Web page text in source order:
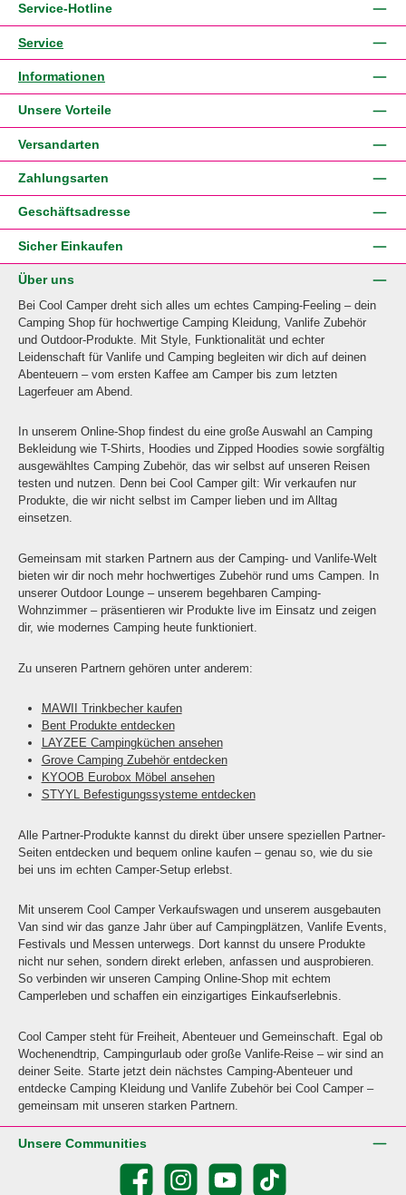
Service-Hotline
Service
Informationen
Unsere Vorteile
Versandarten
Zahlungsarten
Geschäftsadresse
Sicher Einkaufen
Über uns
Bei Cool Camper dreht sich alles um echtes Camping-Feeling – dein
Camping Shop für hochwertige Camping Kleidung, Vanlife Zubehör
und Outdoor-Produkte. Mit Style, Funktionalität und echter
Leidenschaft für Vanlife und Camping begleiten wir dich auf deinen
Abenteuern – vom ersten Kaffee am Camper bis zum letzten
Lagerfeuer am Abend.
In unserem Online-Shop findest du eine große Auswahl an Camping
Bekleidung wie T-Shirts, Hoodies und Zipped Hoodies sowie sorgfältig
ausgewähltes Camping Zubehör, das wir selbst auf unseren Reisen
testen und nutzen. Denn bei Cool Camper gilt: Wir verkaufen nur
Produkte, die wir nicht selbst im Camper lieben und im Alltag
einsetzen.
Gemeinsam mit starken Partnern aus der Camping- und Vanlife-Welt
bieten wir dir noch mehr hochwertiges Zubehör rund ums Campen. In
unserer Outdoor Lounge – unserem begehbaren Camping-
Wohnzimmer – präsentieren wir Produkte live im Einsatz und zeigen
dir, wie modernes Camping heute funktioniert.
Zu unseren Partnern gehören unter anderem:
MAWII Trinkbecher kaufen
Bent Produkte entdecken
LAYZEE Campingküchen ansehen
Grove Camping Zubehör entdecken
KYOOB Eurobox Möbel ansehen
STYYL Befestigungssysteme entdecken
Alle Partner-Produkte kannst du direkt über unsere speziellen Partner-
Seiten entdecken und bequem online kaufen – genau so, wie du sie
bei uns im echten Camper-Setup erlebst.
Mit unserem Cool Camper Verkaufswagen und unserem ausgebauten
Van sind wir das ganze Jahr über auf Campingplätzen, Vanlife Events,
Festivals und Messen unterwegs. Dort kannst du unsere Produkte
nicht nur sehen, sondern direkt erleben, anfassen und ausprobieren.
So verbinden wir unseren Camping Online-Shop mit echtem
Camperleben und schaffen ein einzigartiges Einkaufserlebnis.
Cool Camper steht für Freiheit, Abenteuer und Gemeinschaft. Egal ob
Wochenendtrip, Campingurlaub oder große Vanlife-Reise – wir sind an
deiner Seite. Starte jetzt dein nächstes Camping-Abenteuer und
entdecke Camping Kleidung und Vanlife Zubehör bei Cool Camper –
gemeinsam mit unseren starken Partnern.
Unsere Communities
Facebook Instagram YouTube TikTok